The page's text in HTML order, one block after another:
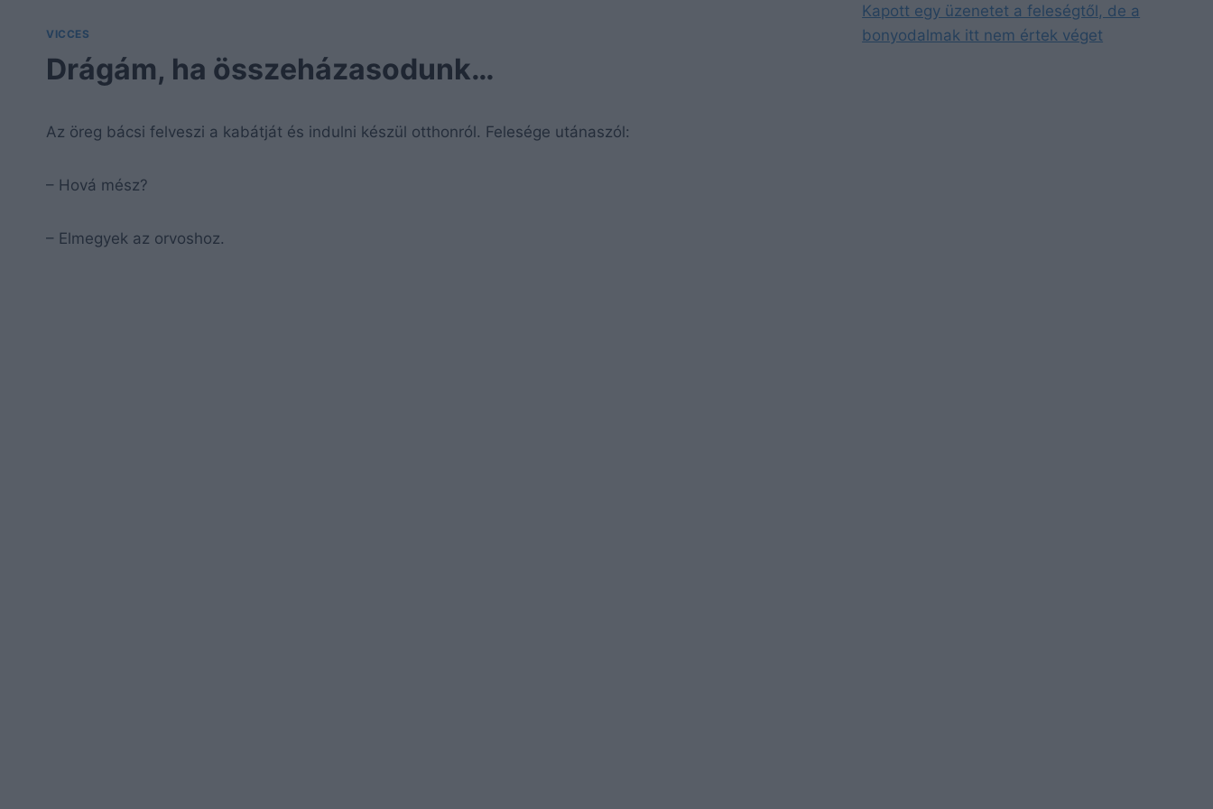
VICCES
Drágám, ha összeházasodunk…
Az öreg bácsi felveszi a kabátját és indulni készül otthonról. Felesége utánaszól:
– Hová mész?
– Elmegyek az orvoshoz.
Kapott egy üzenetet a feleségtől, de a
bonyodalmak itt nem értek véget